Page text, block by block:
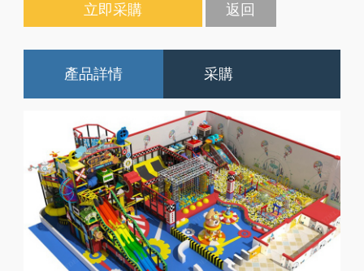
立即采購 返回
產品詳情 采購